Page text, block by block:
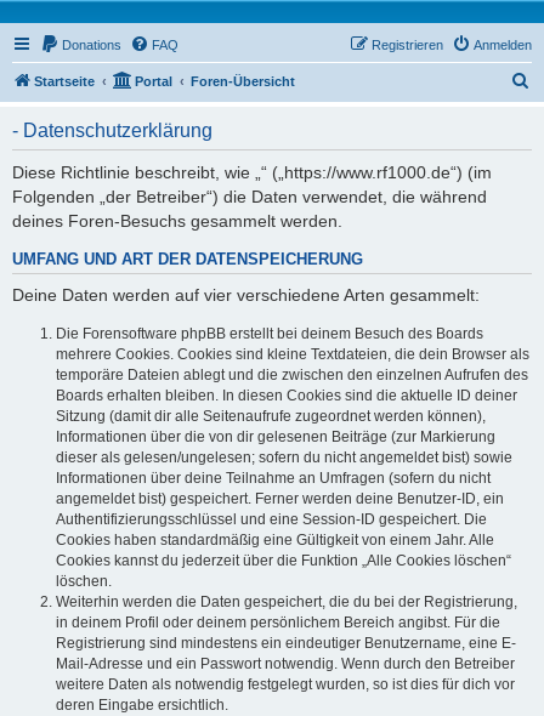
Donations FAQ Anmelden
Registrieren
Startseite Portal Foren-Übersicht
- Datenschutzerklärung
Diese Richtlinie beschreibt, wie „“ („https://www.rf1000.de“) (im
Folgenden „der Betreiber“) die Daten verwendet, die während
deines Foren-Besuchs gesammelt werden.
UMFANG UND ART DER DATENSPEICHERUNG
Deine Daten werden auf vier verschiedene Arten gesammelt:
Die Forensoftware phpBB erstellt bei deinem Besuch des Boards
mehrere Cookies. Cookies sind kleine Textdateien, die dein Browser als
temporäre Dateien ablegt und die zwischen den einzelnen Aufrufen des
Boards erhalten bleiben. In diesen Cookies sind die aktuelle ID deiner
Sitzung (damit dir alle Seitenaufrufe zugeordnet werden können),
Informationen über die von dir gelesenen Beiträge (zur Markierung
dieser als gelesen/ungelesen; sofern du nicht angemeldet bist) sowie
Informationen über deine Teilnahme an Umfragen (sofern du nicht
angemeldet bist) gespeichert. Ferner werden deine Benutzer-ID, ein
Authentifizierungsschlüssel und eine Session-ID gespeichert. Die
Cookies haben standardmäßig eine Gültigkeit von einem Jahr. Alle
Cookies kannst du jederzeit über die Funktion „Alle Cookies löschen“
löschen.
Weiterhin werden die Daten gespeichert, die du bei der Registrierung,
in deinem Profil oder deinem persönlichem Bereich angibst. Für die
Registrierung sind mindestens ein eindeutiger Benutzername, eine E-
Mail-Adresse und ein Passwort notwendig. Wenn durch den Betreiber
weitere Daten als notwendig festgelegt wurden, so ist dies für dich vor
deren Eingabe ersichtlich.